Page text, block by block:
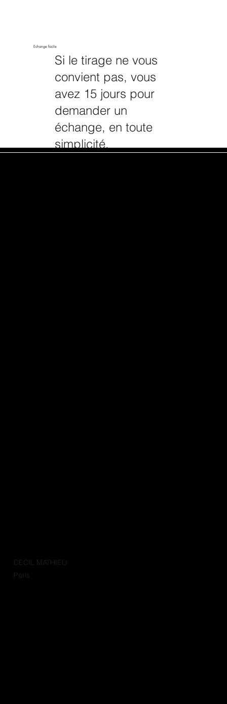
Echange facile
Si le tirage ne vous
convient pas, vous
avez 15 jours pour
demander un
échange, en toute
simplicité.
CECIL MATHIEU
Paris